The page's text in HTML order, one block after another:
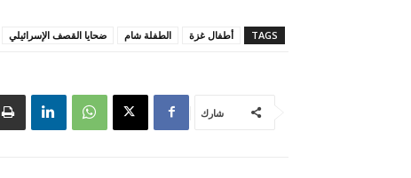
TAGS أطفال غزة الطفلة شام ضحايا القصف الإسرائيلي
شارك